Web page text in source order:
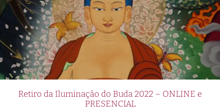
Retiro da Iluminação do Buda 2022 – ONLINE e
PRESENCIAL